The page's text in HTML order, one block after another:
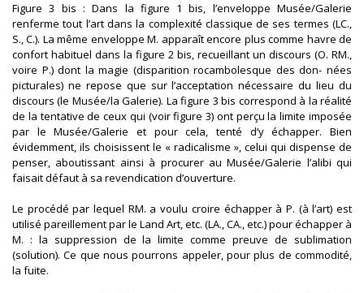
Figure 3 bis : Dans la figure 1 bis, l’enveloppe Musée/Galerie
renferme tout l’art dans la complexité classique de ses termes (LC.,
S., C.). La même enveloppe M. apparaît encore plus comme havre de
confort habituel dans la figure 2 bis, recueillant un discours (O. RM.,
voire P.) dont la magie (disparition rocambolesque des don- nées
picturales) ne repose que sur l’acceptation nécessaire du lieu du
discours (le Musée/la Galerie). La figure 3 bis correspond à la réalité
de la tentative de ceux qui (voir figure 3) ont perçu la limite imposée
par le Musée/Galerie et pour cela, tenté d’y échapper. Bien
évidemment, ils choisissent le « radicalisme », celui qui dispense de
penser, aboutissant ainsi à procurer au Musée/Galerie l’alibi qui
faisait défaut à sa revendication d’ouverture.
Le procédé par lequel RM. a voulu croire échapper à P. (à l’art) est
utilisé pareillement par le Land Art, etc. (LA., CA., etc.) pour échapper à
M. : la suppression de la limite comme preuve de sublimation
(solution). Ce que nous pourrons appeler, pour plus de commodité,
la fuite.